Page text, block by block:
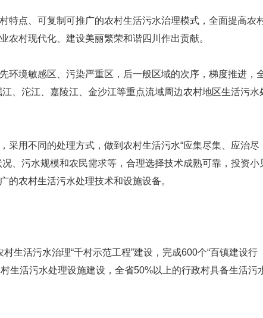
特点、可复制可推广的农村生活污水治理模式，全面提高农
农村现代化、建设美丽繁荣和谐四川作出贡献。
环境敏感区、污染严重区，后一般区域的次序，梯度推进，
、沱江、嘉陵江、金沙江等重点流域周边农村地区生活污水
采用不同的处理方式，做到农村生活污水“应集尽集、应治尽
、污水规模和农民需求等，合理选择技术成熟可靠，投资小
的农村生活污水处理技术和设施设备。
生活污水治理“千村示范工程”建设，完成600个“百镇建设行
生活污水处理设施建设，全省50%以上的行政村具备生活污